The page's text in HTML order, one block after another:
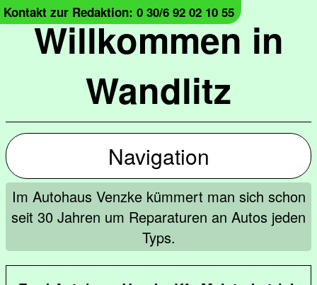
Willkommen in
Wandlitz
Kontakt zur Redaktion: 0 30/6 92 02 10 55
Navigation
Im Autohaus Venzke kümmert man sich schon
seit 30 Jahren um Reparaturen an Autos jeden
Typs.